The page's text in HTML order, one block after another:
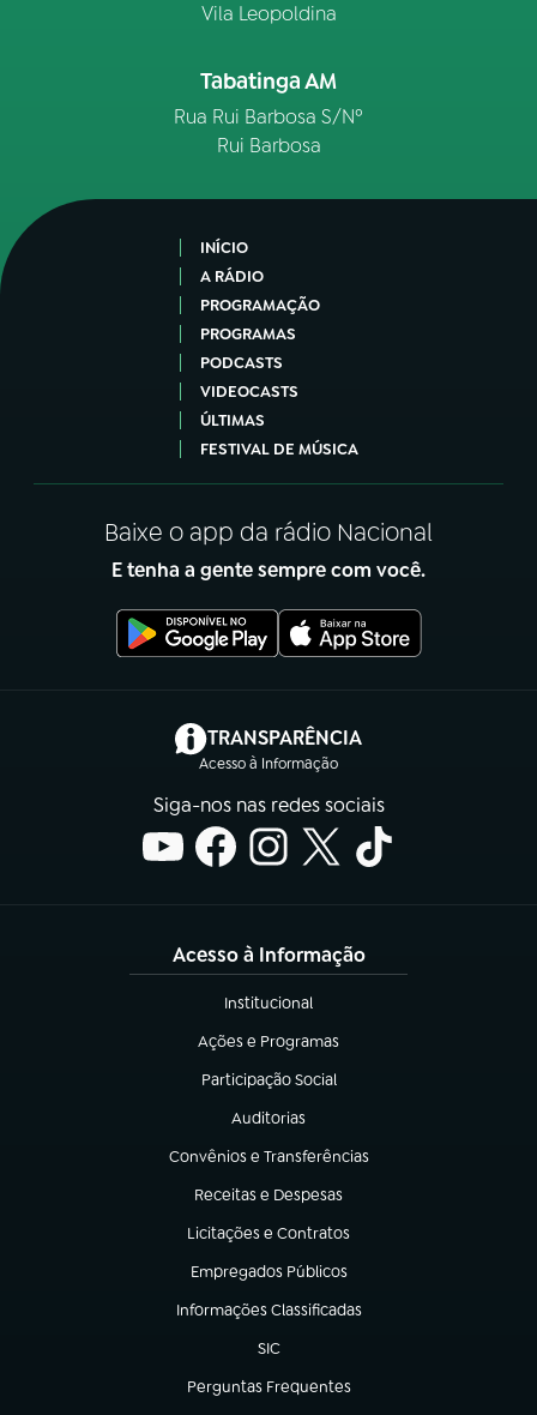
Vila Leopoldina
Tabatinga AM
Rua Rui Barbosa S/Nº
Rui Barbosa
INÍCIO
A RÁDIO
PROGRAMAÇÃO
PROGRAMAS
PODCASTS
VIDEOCASTS
ÚLTIMAS
FESTIVAL DE MÚSICA
Baixe o app da rádio Nacional
E tenha a gente sempre com você.
TRANSPARÊNCIA
Acesso à Informação
(abre em nova aba)
Siga-nos nas redes sociais
Acesso à Informação
Institucional
(abre em nova aba)
Ações e Programas
(abre em nova aba)
Participação Social
(abre em nova aba)
Auditorias
(abre em nova aba)
Convênios e Transferências
(abre em nova aba)
Receitas e Despesas
(abre em nova aba)
Licitações e Contratos
(abre em nova aba)
Empregados Públicos
(abre em nova aba)
Informações Classificadas
(abre em nova aba)
SIC
(abre em nova aba)
Perguntas Frequentes
(abre em nova aba)